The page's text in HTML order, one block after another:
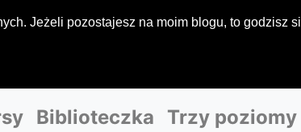
Jeżeli pozostajesz na moim blogu, to godzisz
Biblioteczka Trzy poziomy